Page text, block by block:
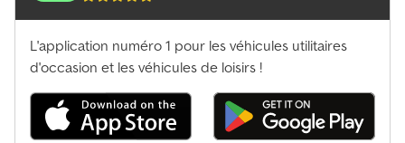
L'application numéro 1 pour les véhicules utilitaires
d'occasion et les véhicules de loisirs !